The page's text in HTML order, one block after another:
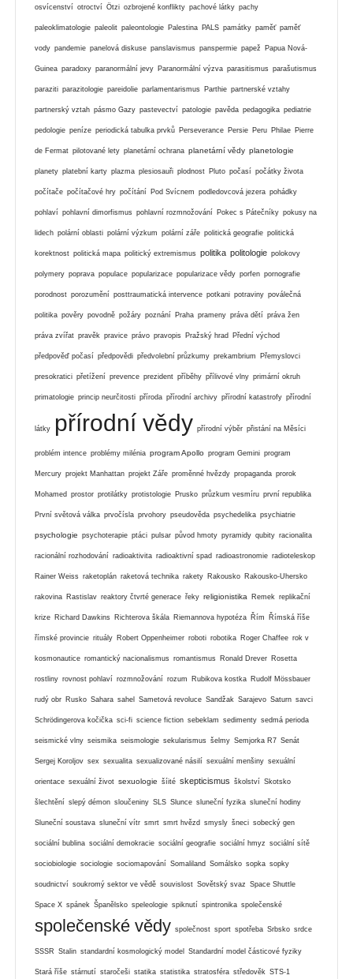
osvícenství otroctví Ötzi ozbrojené konflikty pachové látky pachy
paleoklimatologie paleolit paleontologie Palestina PALS památky paměť paměť
vody pandemie panelová diskuse panslavismus panspermie papež Papua Nová-
Guinea paradoxy paranormální jevy Paranormální výzva parasitismus parašutismus
paraziti parazitologie pareidolie parlamentarismus Parthie partnerské vztahy
partnerský vztah pásmo Gazy pastevectví patologie pavěda pedagogika pediatrie
pedologie peníze periodická tabulka prvků Perseverance Persie Peru Philae Pierre
de Fermat pilotované lety planetární ochrana planetární vědy planetologie
planety platební karty plazma plesiosauři plodnost Pluto počasí počátky života
počítače počítačové hry počítání Pod Svícnem podledovcová jezera pohádky
pohlaví pohlavní dimorfismus pohlavní rozmnožování Pokec s Pátečníky pokusy na
lidech polární oblasti polární výzkum polární záře politická geografie politická
korektnost politická mapa politický extremismus politika politologie polokovy
polymery poprava populace popularizace popularizace vědy porfen pornografie
porodnost porozumění posttraumatická intervence potkani potraviny poválečná
politika pověry povodně požáry poznání Praha prameny práva dětí práva žen
práva zvířat pravěk pravice právo pravopis Pražský hrad Přední východ
předpověď počasí předpovědi předvolební průzkumy prekambrium Přemyslovci
presokratici přetížení prevence prezident příběhy přílivové vlny primární okruh
primatologie princip neurčitosti příroda přírodní archivy přírodní katastrofy přírodní
látky přírodní vědy přírodní výběr přistání na Měsíci
problém intence problémy milénia program Apollo program Gemini program
Mercury projekt Manhattan projekt Záře proměnné hvězdy propaganda prorok
Mohamed prostor protilátky protistologie Prusko průzkum vesmíru první republika
První světová válka prvočísla prvohory pseudověda psychedelika psychiatrie
psychologie psychoterapie ptáci pulsar původ hmoty pyramidy qubity racionalita
racionální rozhodování radioaktivita radioaktivní spad radioastronomie radioteleskop
Rainer Weiss raketoplán raketová technika rakety Rakousko Rakousko-Uhersko
rakovina Rastislav reaktory čtvrté generace řeky religionistika Remek replikační
krize Richard Dawkins Richterova škála Riemannova hypotéza Řím Římská říše
římské provincie rituály Robert Oppenheimer roboti robotika Roger Chaffee rok v
kosmonautice romantický nacionalismus romantismus Ronald Drever Rosetta
rostliny rovnost pohlaví rozmnožování rozum Rubikova kostka Rudolf Mössbauer
rudý obr Rusko Sahara sahel Sametová revoluce Sandžak Sarajevo Saturn savci
Schrödingerova kočička sci-fi science fiction sebeklam sedimenty sedmá perioda
seismické vlny seismika seismologie sekularismus šelmy Semjorka R7 Senát
Sergej Koroljov sex sexualita sexualizované násilí sexuální menšiny sexuální
orientace sexuální život sexuologie šíité skepticismus školství Skotsko
šlechtění slepý démon sloučeniny SLS Slunce sluneční fyzika sluneční hodiny
Sluneční soustava sluneční vítr smrt smrt hvězd smysly šneci sobecký gen
sociální bublina sociální demokracie sociální geografie sociální hmyz sociální sítě
sociobiologie sociologie sociomapování Somaliland Somálsko sopka sopky
soudnictví soukromý sektor ve vědě souvislost Sovětský svaz Space Shuttle
Space X spánek Španělsko speleologie spiknutí spintronika společenské
společenské vědy společnost sport spotřeba Srbsko srdce
SSSR Stalin standardní kosmologický model Standardní model částicové fyziky
Stará říše stárnutí staročeši statika statistika stratosféra středověk STS-1